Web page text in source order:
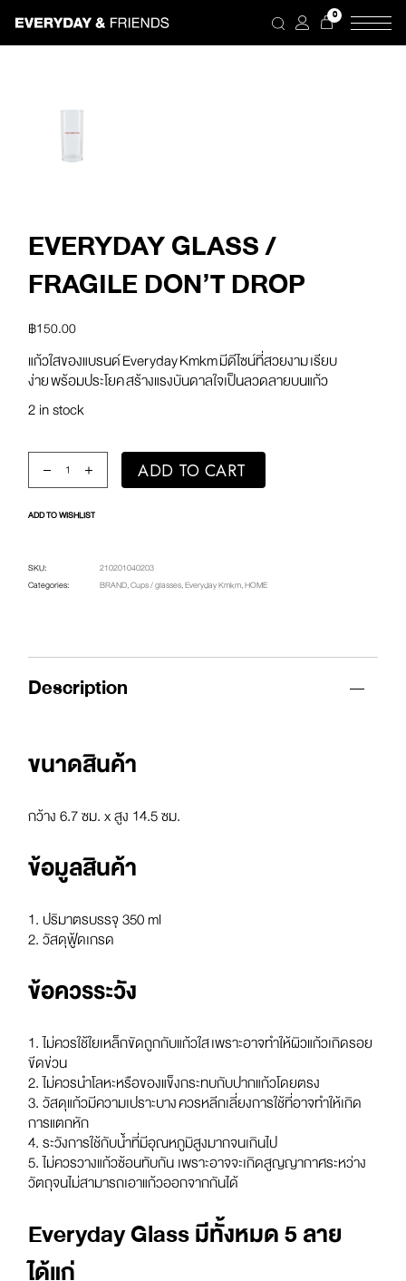
the
0
EVERYDAY GLASS /
FRAGILE DON’T DROP
฿150.00
แก้วใสของแบรนด์ Everyday Kmkm มีดีไซน์ที่สวยงาม เรียบ
ง่าย พร้อมประโยค สร้างแรงบันดาลใจเป็นลวดลายบนแก้ว
2 in stock
Everyday Glass / fragile don't drop quantity
ADD TO CART
ADD TO WISHLIST
SKU:
210201040203
Categories:
BRAND,Cups / glasses,Everyday Kmkm,HOME
Description
ขนาดสินค้า
กว้าง 6.7 ซม. x สูง 14.5 ซม.
ข้อมูลสินค้า
1. ปริมาตรบรรจุ 350 ml
2. วัสดุฟู้ดเกรด
ข้อควรระวัง
1. ไม่ควรใช้ใยเหล็กขัดถูกกับแก้วใส เพราะอาจทำให้ผิวแก้วเกิดรอย
ขีดข่วน
2. ไม่ควรนำโลหะหรือของแข็งกระทบกับปากแก้วโดยตรง
3. วัสดุแก้วมีความเปราะบาง ควรหลีกเลี่ยงการใช้ที่อาจทำให้เกิด
การแตกหัก
4. ระวังการใช้กับน้ำที่มีอุณหภูมิสูงมากจนเกินไป
5. ไม่ควรวางแก้วซ้อนทับกัน เพราะอาจจะเกิดสูญญากาศระหว่าง
วัตถุจนไม่สามารถเอาแก้วออกจากกันได้
Everyday Glass มีทั้งหมด 5 ลาย